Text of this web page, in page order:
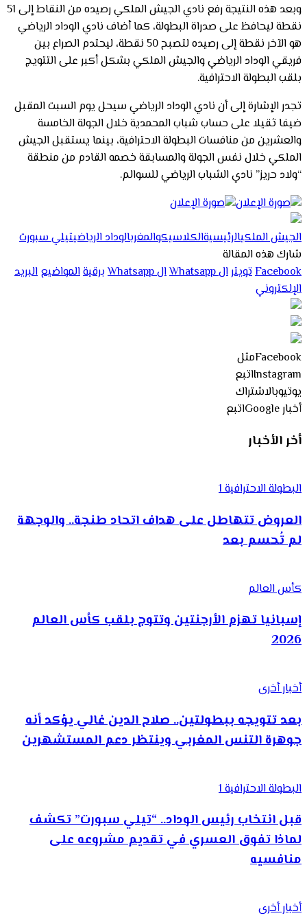
وبعد هذه النتيجة رفع نادي الجيش الملكي رصيده من النقاط إلى 51
نقطة ليحافظ على صدراة البطولة، كما أضاف نادي الوداد الرياضي
هو الآخر نقطة إلى رصيده لتصبح 50 نقطة، ليحتدم الصراع بين
فريقي الوداد الرياضي والجيش الملكي بشكل أكبر على التتويج
بلقب البطولة الاحترافية.
تجدر الإشارة إلى أن نادي الوداد الرياضي سيحل يوم السبت المقبل
ضيفا ثقيلا على حساب شباب المحمدية خلال الجولة الخامسة
والعشرين من منافسات البطولة الاحترافية، بينما يستقبل الجيش
الملكي خلال نفس الجولة والمسابقة خصمه القادم من منطقة
“ولاد حريز” نادي الشباب الرياضي للسوالم.
الجيش الملكيالرئيسيةالكلاسيكوالمغربالوداد الرياضيتيلي سبورت
شارك هذه المقالة
Facebookتويترال Whatsapp ال Whatsapp برقيةالمواضيع البريد
الإلكتروني
Facebookمثل
Instagramاتبع
يوتيوبالاشتراك
أخبار Google
اتبع
أخر الأخبار
البطولة الاحترافية 1
العروض تتهاطل على هداف اتحاد طنجة.. والوجهة
لم تُحسم بعد
كأس العالم
إسبانيا تهزم الأرجنتين وتتوج بلقب كأس العالم
2026
أخبار أخرى
بعد تتويجه ببطولتين.. صلاح الدين غالي يؤكد أنه
جوهرة التنس المغربي وينتظر دعم المستشهرين
البطولة الاحترافية 1
قبل انتخاب رئيس الوداد.. “تيلي سبورت” تكشف
لماذا تفوق العسري في تقديم مشروعه على
منافسيه
أخبار أخرى